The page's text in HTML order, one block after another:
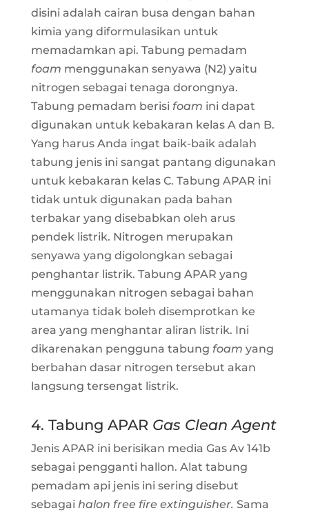
disini adalah cairan busa dengan bahan
kimia yang diformulasikan untuk
memadamkan api. Tabung pemadam
foam menggunakan senyawa (N2) yaitu
nitrogen sebagai tenaga dorongnya.
Tabung pemadam berisi foam ini dapat
digunakan untuk kebakaran kelas A dan B.
Yang harus Anda ingat baik-baik adalah
tabung jenis ini sangat pantang digunakan
untuk kebakaran kelas C. Tabung APAR ini
tidak untuk digunakan pada bahan
terbakar yang disebabkan oleh arus
pendek listrik. Nitrogen merupakan
senyawa yang digolongkan sebagai
penghantar listrik. Tabung APAR yang
menggunakan nitrogen sebagai bahan
utamanya tidak boleh disemprotkan ke
area yang menghantar aliran listrik. Ini
dikarenakan pengguna tabung foam yang
berbahan dasar nitrogen tersebut akan
langsung tersengat listrik.
4. Tabung APAR Gas Clean Agent
Jenis APAR ini berisikan media Gas Av 141b
sebagai pengganti hallon. Alat tabung
pemadam api jenis ini sering disebut
sebagai halon free fire extinguisher. Sama